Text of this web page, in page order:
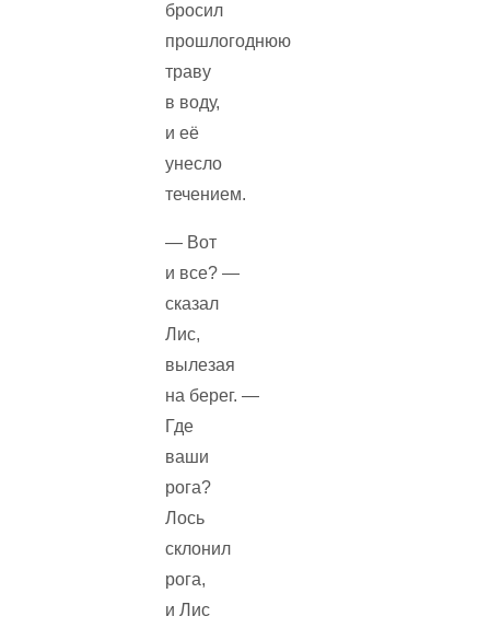
бросил
прошлогоднюю
траву
в воду,
и её
унесло
течением.
— Вот
и все? —
сказал
Лис,
вылезая
на берег. —
Где
ваши
рога?
Лось
склонил
рога,
и Лис